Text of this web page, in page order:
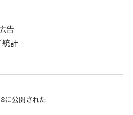
告
計
公開された